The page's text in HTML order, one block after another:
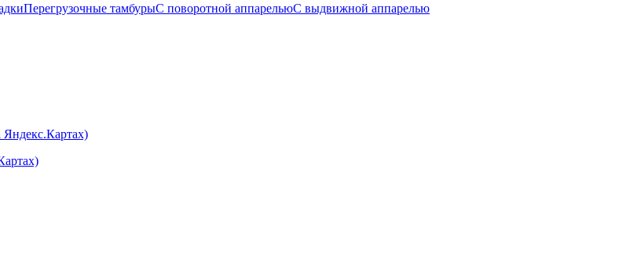
Перегрузочные тамбурыС поворотной аппарельюС выдвижной аппарелью
Яндекс.Картах)